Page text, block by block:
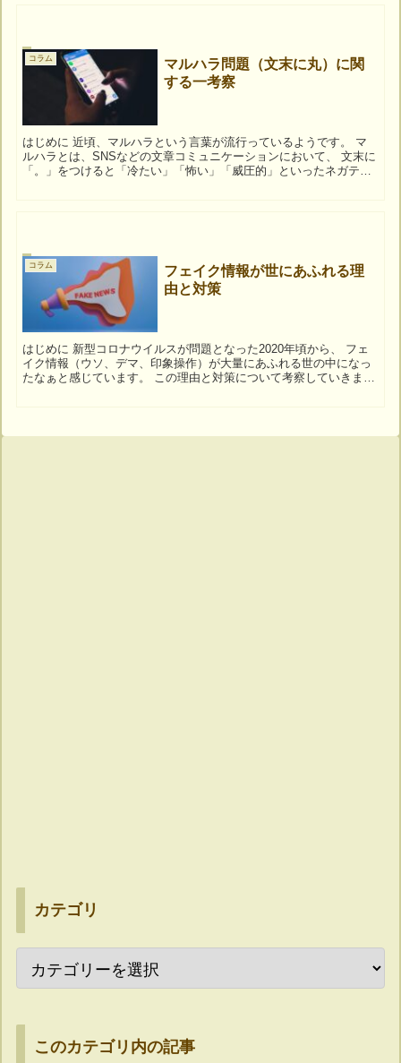
コラム
マルハラ問題（文末に丸）に関
する一考察
はじめに 近頃、マルハラという言葉が流行っているようです。 マ
ルハラとは、SNSなどの文章コミュニケーションにおいて、 文末に
「。」をつけると「冷たい」「怖い」「威圧的」といったネガティ
コラム
フェイク情報が世にあふれる理
由と対策
はじめに 新型コロナウイルスが問題となった2020年頃から、 フェ
イク情報（ウソ、デマ、印象操作）が大量にあふれる世の中になっ
たなぁと感じています。 この理由と対策について考察していきま
カテゴリ
このカテゴリ内の記事